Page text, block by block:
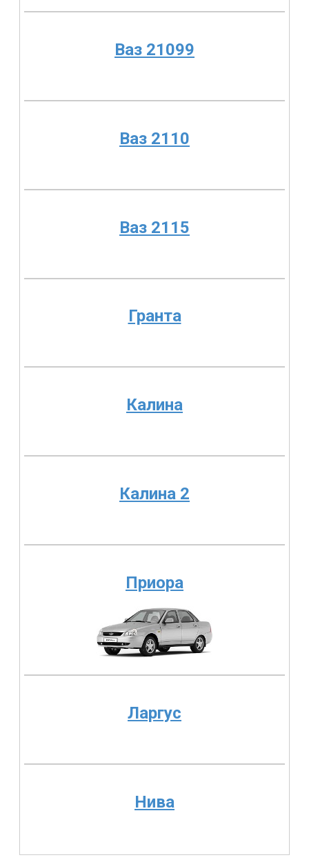
Ваз 21099
Ваз 2110
Ваз 2115
Гранта
Калина
Калина 2
Приора
Ларгус
Нива